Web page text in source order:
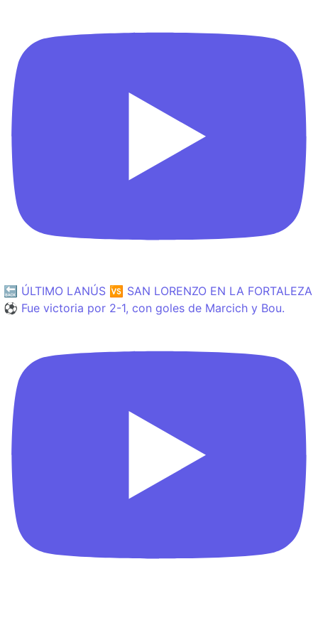
🔙 ÚLTIMO LANÚS 🆚 SAN LORENZO EN LA FORTALEZA
⚽️ Fue victoria por 2-1, con goles de Marcich y Bou.